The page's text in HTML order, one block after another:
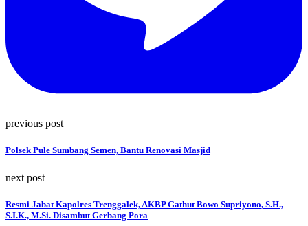
previous post
Polsek Pule Sumbang Semen, Bantu Renovasi Masjid
next post
Resmi Jabat Kapolres Trenggalek, AKBP Gathut Bowo Supriyono, S.H.,
S.I.K., M.Si. Disambut Gerbang Pora